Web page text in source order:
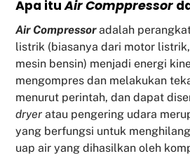
Apa ituAir Comppressor
Air Compressoradalah
listrik (biasanya dari motor
mesin bensin) menjadi energi
mengompres dan melakukan
menurut perintah, dan dapat
dryer atau pengering udara
yang berfungsi untuk
uap air yang dihasilkan oleh